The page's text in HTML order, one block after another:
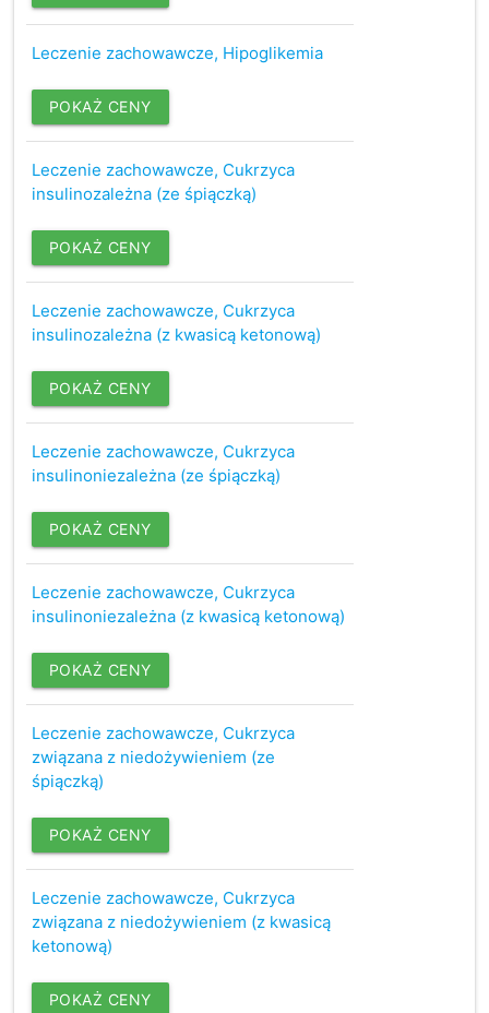
Leczenie zachowawcze, Hipoglikemia
POKAŻ CENY
Leczenie zachowawcze, Cukrzyca
insulinozależna (ze śpiączką)
POKAŻ CENY
Leczenie zachowawcze, Cukrzyca
insulinozależna (z kwasicą ketonową)
POKAŻ CENY
Leczenie zachowawcze, Cukrzyca
insulinoniezależna (ze śpiączką)
POKAŻ CENY
Leczenie zachowawcze, Cukrzyca
insulinoniezależna (z kwasicą ketonową)
POKAŻ CENY
Leczenie zachowawcze, Cukrzyca
związana z niedożywieniem (ze
śpiączką)
POKAŻ CENY
Leczenie zachowawcze, Cukrzyca
związana z niedożywieniem (z kwasicą
ketonową)
POKAŻ CENY